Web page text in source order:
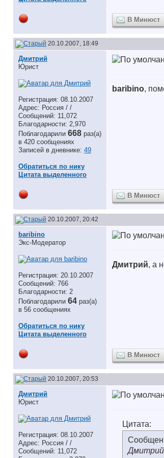
В Минюст
20.10.2007, 18:49
Дмитрий
Юрист
Регистрация: 08.10.2007
Адрес: Россия / /
Сообщений: 11,072
Благодарности: 2,970
Поблагодарили 668 раз(а)
в 420 сообщениях
Записей в дневнике: 49
Обратиться по нику
Цитата выделенного
baribino,
В Минюст
20.10.2007, 20:42
baribino
Экс-Модератор
Регистрация: 20.10.2007
Сообщений: 766
Благодарности: 2
Поблагодарили 64 раз(а)
в 56 сообщениях
Обратиться по нику
Цитата выделенного
Дмитрий, а
В Минюст
20.10.2007, 20:53
Дмитрий
Юрист
Регистрация: 08.10.2007
Адрес: Россия / /
Сообщений: 11,072
Цитата: